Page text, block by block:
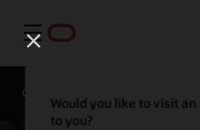
Meny
Would you like to visit
to you?
Översikt